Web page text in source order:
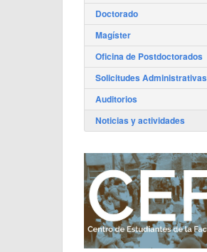
Doctorado
Magíster
Oficina de Postdoctorados
Solicitudes Administrativas
Auditorios
Noticias y actividades